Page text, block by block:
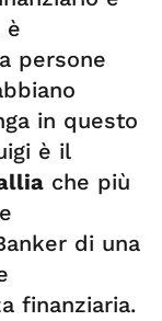
è
persone
in questo
è il
che più
di una
finanziaria.